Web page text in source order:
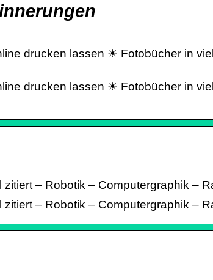
drucken lassen ☀ Fotobücher in
drucken lassen ☀ Fotobücher in
– ‪Robotik‬ – ‪Computergraphik‬ –
– Robotik – Computergraphik –